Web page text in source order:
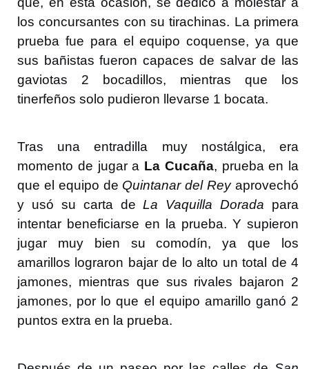
los concursantes con su tirachinas. La primera
prueba fue para el equipo coquense, ya que
sus bañistas fueron capaces de salvar de las
gaviotas 2 bocadillos, mientras que los
tinerfeños solo pudieron llevarse 1 bocata.
Tras una entradilla muy nostálgica, era
momento de jugar a La Cucaña, prueba en la
que el equipo de Quintanar del Reyaprovechó
y usó su carta deLa Vaquilla Dorada para
intentar beneficiarse en la prueba. Y supieron
jugar muy bien su comodín, ya que los
amarillos lograron bajar de lo alto un total de 4
jamones, mientras que sus rivales bajaron 2
jamones, por lo que el equipo amarillo ganó 2
puntos extra en la prueba.